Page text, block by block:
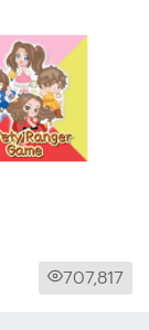
707,817